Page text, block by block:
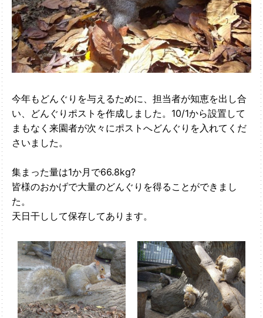
今年もどんぐりを与えるために、担当者が知恵を出し合
い、どんぐりポストを作成しました。10/1から設置して
まもなく来園者が次々にポストへどんぐりを入れてくだ
さいました。
集まった量は1か月で66.8kg?
皆様のおかげで大量のどんぐりを得ることができまし
た。
天日干しして保存してあります。